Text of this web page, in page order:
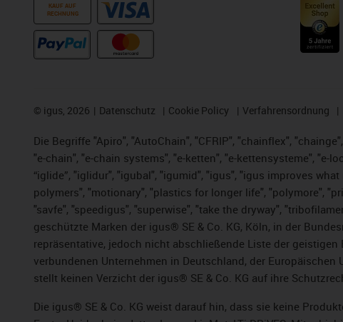
KAUF AUF
RECHNUNG
© igus, 2026 Datenschutz Cookie Policy Verfahrensordnung
Die Begriffe "Apiro", "AutoChain", "CFRIP", "chainflex",
"e-chain", "e-chain systems", "e-ketten", "e-kettensysteme", "e-
“iglide”, "iglidur", "igubal", "igumid", "igus", "igus improves
polymers", "motionary", "plastics for longer life", "polymore",
"savfe", "speedigus", "superwise", "take the dryway",
geschützte Marken der igus® SE & Co. KG, Köln, in der
repräsentative, jedoch nicht abschließende Liste der
verbundenen Unternehmen in Deutschland, der
stellt keinen Verzicht der igus® SE & Co. KG auf ihre
Die igus® SE & Co. KG weist darauf hin, dass sie keine